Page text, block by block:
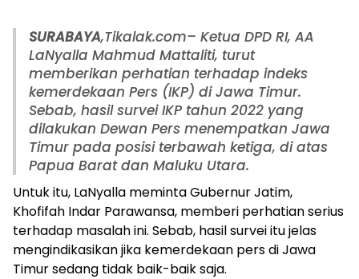
SURABAYA,Tikalak.com– Ketua DPD RI, AA
LaNyalla Mahmud Mattaliti, turut
memberikan perhatian terhadap indeks
kemerdekaan Pers (IKP) di Jawa Timur.
Sebab, hasil survei IKP tahun 2022 yang
dilakukan Dewan Pers menempatkan Jawa
Timur pada posisi terbawah ketiga, di atas
Papua Barat dan Maluku Utara.
Untuk itu, LaNyalla meminta Gubernur Jatim,
Khofifah Indar Parawansa, memberi perhatian serius
terhadap masalah ini. Sebab, hasil survei itu jelas
mengindikasikan jika kemerdekaan pers di Jawa
Timur sedang tidak baik-baik saja.